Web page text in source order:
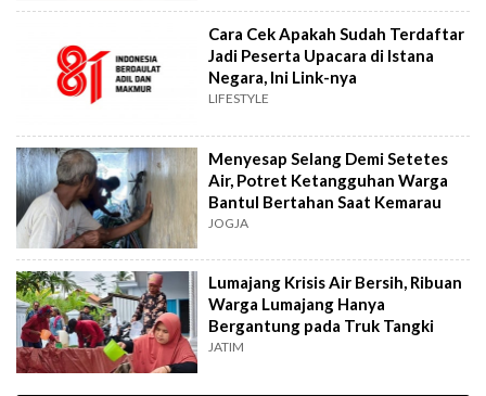
Cara Cek Apakah Sudah Terdaftar
Jadi Peserta Upacara di Istana
Negara, Ini Link-nya
LIFESTYLE
Menyesap Selang Demi Setetes
Air, Potret Ketangguhan Warga
Bantul Bertahan Saat Kemarau
JOGJA
Lumajang Krisis Air Bersih, Ribuan
Warga Lumajang Hanya
Bergantung pada Truk Tangki
JATIM